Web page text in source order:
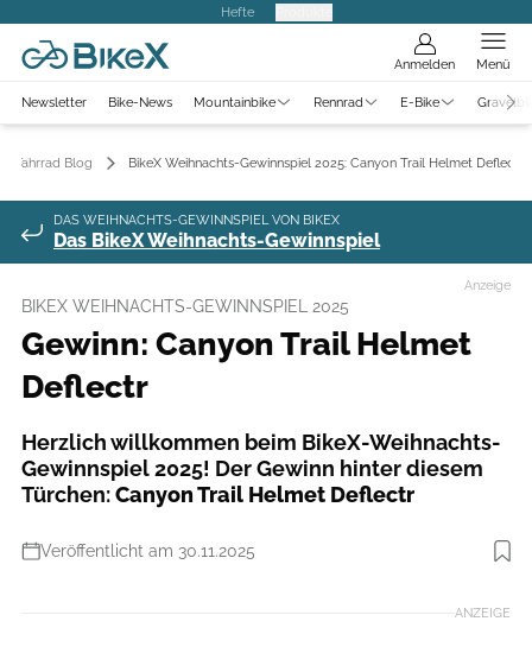
Hefte
Anmelden Menü
Newsletter Bike-News Mountainbike Rennrad E-Bike
Fahrrad Blog BikeX Weihnachts-Gewinnspiel 2025: Canyon Trail Helmet Deflectr
DAS WEIHNACHTS-GEWINNSPIEL VON BIKEX
Das BikeX Weihnachts-Gewinnspiel
Anzeige
BIKEX WEIHNACHTS-GEWINNSPIEL 2025
Gewinn: Canyon Trail Helmet
Deflectr
Herzlich willkommen beim BikeX-Weihnachts-
Gewinnspiel 2025! Der Gewinn hinter diesem
Türchen:Canyon Trail Helmet Deflectr
Veröffentlicht am 30.11.2025
Foto: Canyon
ANZEIGE